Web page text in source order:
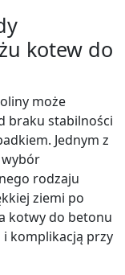
kotew do
może
braku stabilności
Jednym z
wybór
rodzaju
ziemi po
kotwy do betonu
komplikacją przy